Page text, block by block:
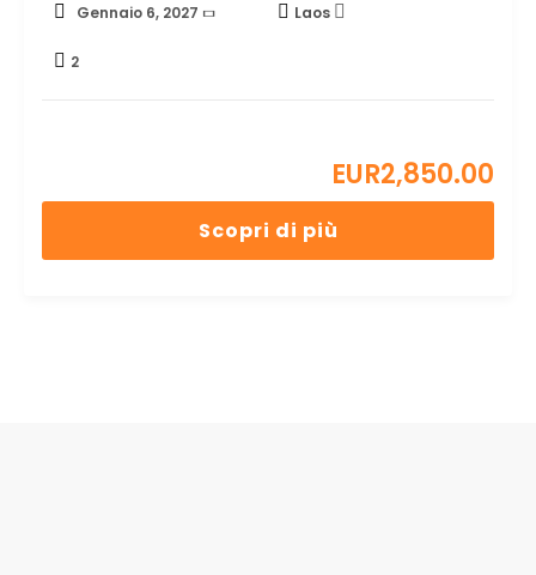
Gennaio 6, 2027 Laos
2
EUR2,850.00
Scopri di più